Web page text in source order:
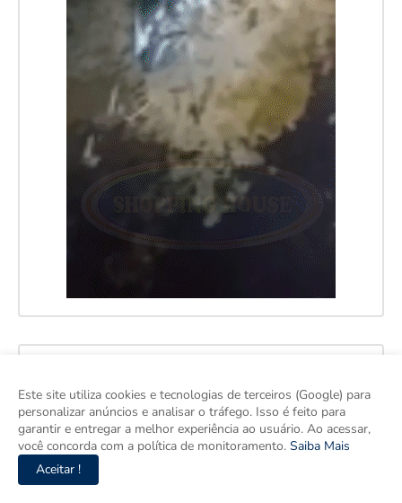
Este site utiliza cookies e tecnologias de terceiros (Google) para
personalizar anúncios e analisar o tráfego. Isso é feito para
garantir e entregar a melhor experiência ao usuário. Ao acessar,
você concorda com a política de monitoramento. Saiba Mais
Aceitar !